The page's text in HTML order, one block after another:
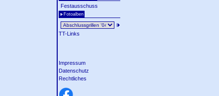
Festausschuss
Fotoalben
TT-Links
Impressum
Datenschutz
Rechtliches